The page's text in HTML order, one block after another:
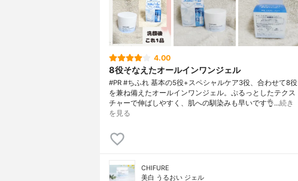
4.00
8役そなえたオールインワンジェル
#PR #ちふれ 基本の5役+スペシャルケア3役、合わせて8役
を兼ね備えたオールインワンジェル。ぷるっとしたテクス
チャーで伸ばしやすく、肌への馴染みも早いです👌…続き
を見る
CHIFURE
美白 うるおい ジェル